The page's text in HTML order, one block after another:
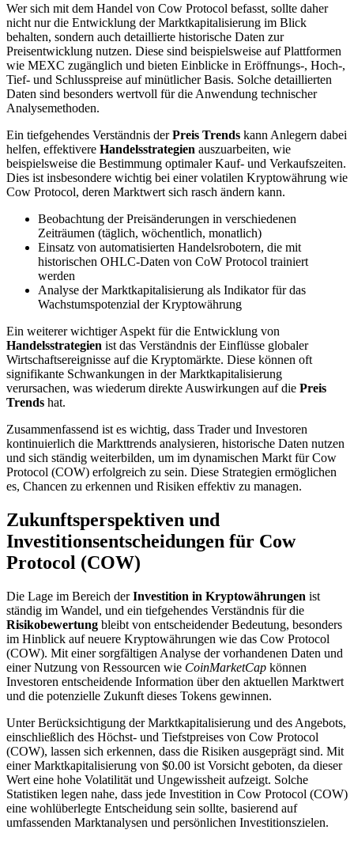
Wer sich mit dem Handel von Cow Protocol befasst, sollte daher
nicht nur die Entwicklung der Marktkapitalisierung im Blick
behalten, sondern auch detaillierte historische Daten zur
Preisentwicklung nutzen. Diese sind beispielsweise auf Plattformen
wie MEXC zugänglich und bieten Einblicke in Eröffnungs-, Hoch-,
Tief- und Schlusspreise auf minütlicher Basis. Solche detaillierten
Daten sind besonders wertvoll für die Anwendung technischer
Analysemethoden.
Ein tiefgehendes Verständnis derPreis Trends kann Anlegern dabei
helfen, effektivere Handelsstrategien auszuarbeiten, wie
beispielsweise die Bestimmung optimaler Kauf- und Verkaufszeiten.
Dies ist insbesondere wichtig bei einer volatilen Kryptowährung wie
Cow Protocol, deren Marktwert sich rasch ändern kann.
Beobachtung der Preisänderungen in verschiedenen
Zeiträumen (täglich, wöchentlich, monatlich)
Einsatz von automatisierten Handelsrobotern, die mit
historischen OHLC-Daten von CoW Protocol trainiert
werden
Analyse der Marktkapitalisierung als Indikator für das
Wachstumspotenzial der Kryptowährung
Ein weiterer wichtiger Aspekt für die Entwicklung von
Handelsstrategien ist das Verständnis der Einflüsse globaler
Wirtschaftsereignisse auf die Kryptomärkte. Diese können oft
signifikante Schwankungen in der Marktkapitalisierung
verursachen, was wiederum direkte Auswirkungen auf die Preis
Trends hat.
Zusammenfassend ist es wichtig, dass Trader und Investoren
kontinuierlich die Markttrends analysieren, historische Daten nutzen
und sich ständig weiterbilden, um im dynamischen Markt für Cow
Protocol (COW) erfolgreich zu sein. Diese Strategien ermöglichen
es, Chancen zu erkennen und Risiken effektiv zu managen.
Zukunftsperspektiven und
Investitionsentscheidungen für Cow
Protocol (COW)
Die Lage im Bereich derInvestition in Kryptowährungen ist
ständig im Wandel, und ein tiefgehendes Verständnis für die
Risikobewertung bleibt von entscheidender Bedeutung, besonders
im Hinblick auf neuere Kryptowährungen wie das Cow Protocol
(COW). Mit einer sorgfältigen Analyse der vorhandenen Daten und
einer Nutzung von Ressourcen wie CoinMarketCap können
Investoren entscheidende Information über den aktuellen Marktwert
und die potenzielle Zukunft dieses Tokens gewinnen.
Unter Berücksichtigung der Marktkapitalisierung und des Angebots,
einschließlich des Höchst- und Tiefstpreises von Cow Protocol
(COW), lassen sich erkennen, dass die Risiken ausgeprägt sind. Mit
einer Marktkapitalisierung von $0.00 ist Vorsicht geboten, da dieser
Wert eine hohe Volatilität und Ungewissheit aufzeigt. Solche
Statistiken legen nahe, dass jede Investition in Cow Protocol (COW)
eine wohlüberlegte Entscheidung sein sollte, basierend auf
umfassenden Marktanalysen und persönlichen Investitionszielen.